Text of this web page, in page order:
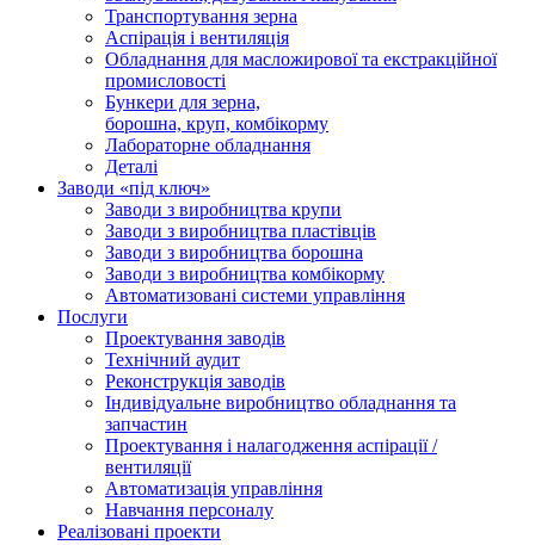
Транспортування зерна
Аспірація і вентиляція
Обладнання для масложирової та екстракційної
промисловості
Бункери для зерна,
борошна, круп, комбікорму
Лабораторне обладнання
Деталі
Заводи «під ключ»
Заводи з виробництва крупи
Заводи з виробництва пластівців
Заводи з виробництва борошна
Заводи з виробництва комбікорму
Автоматизовані системи управління
Послуги
Проектування заводів
Технічний аудит
Реконструкція заводів
Індивідуальне виробництво обладнання та
запчастин
Проектування і налагодження аспірації /
вентиляції
Автоматизація управління
Навчання персоналу
Реалізовані проекти